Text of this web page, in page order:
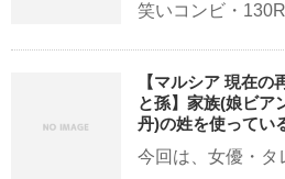
笑いコンビ・
【マルシア 現在
と孫】家族(娘ビア
丹)の姓を使ってい
今回は、女優・タ